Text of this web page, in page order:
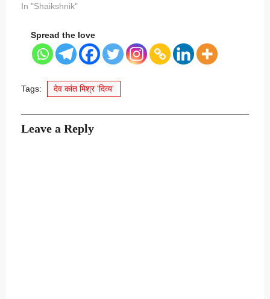
In "Shaikshnik"
Spread the love
Tags: देव कांत मिश्र 'दिव्य'
Leave a Reply